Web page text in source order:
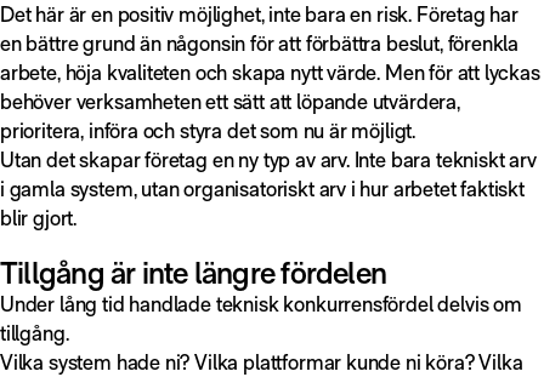
Det här är en positiv möjlighet, inte bara en risk. Företag har
en bättre grund än någonsin för att förbättra beslut, förenkla
arbete, höja kvaliteten och skapa nytt värde. Men för att lyckas
behöver verksamheten ett sätt att löpande utvärdera,
prioritera, införa och styra det som nu är möjligt.
Utan det skapar företag en ny typ av arv. Inte bara tekniskt arv
i gamla system, utan organisatoriskt arv i hur arbetet faktiskt
blir gjort.
Tillgång är inte längre fördelen
Under lång tid handlade teknisk konkurrensfördel delvis om
tillgång.
Vilka system hade ni? Vilka plattformar kunde ni köra? Vilka